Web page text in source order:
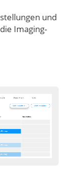
und
Imaging-